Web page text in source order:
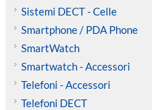
Sistemi DECT - Celle
Smartphone / PDA Phone
SmartWatch
Smartwatch - Accessori
Telefoni - Accessori
Telefoni DECT